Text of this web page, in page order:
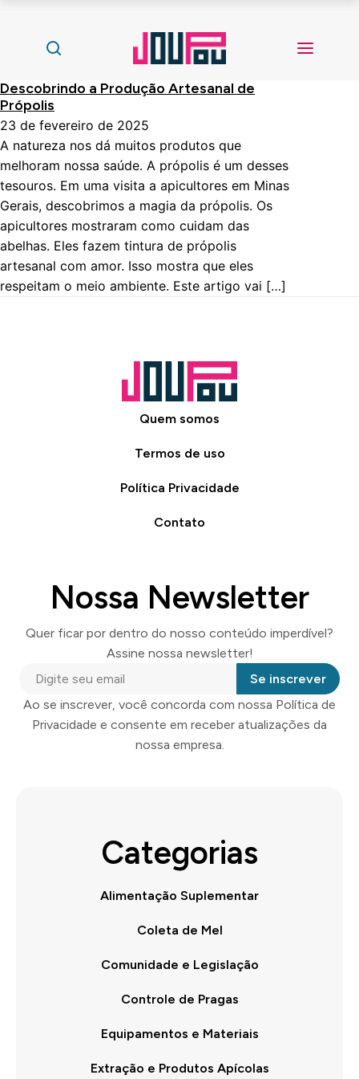
Descobrindo a Produção Artesanal de
Própolis
23 de fevereiro de 2025
A natureza nos dá muitos produtos que
melhoram nossa saúde. A própolis é um desses
tesouros. Em uma visita a apicultores em Minas
Gerais, descobrimos a magia da própolis. Os
apicultores mostraram como cuidam das
abelhas. Eles fazem tintura de própolis
artesanal com amor. Isso mostra que eles
respeitam o meio ambiente. Este artigo vai […]
Quem somos
Termos de uso
Política Privacidade
Contato
Nossa Newsletter
Quer ficar por dentro do nosso conteúdo imperdível?
Assine nossa newsletter!
Se inscrever
Ao se inscrever, você concorda com nossa Política de
Privacidade e consente em receber atualizações da
nossa empresa.
Categorias
Alimentação Suplementar
Coleta de Mel
Comunidade e Legislação
Controle de Pragas
Equipamentos e Materiais
Extração e Produtos Apícolas